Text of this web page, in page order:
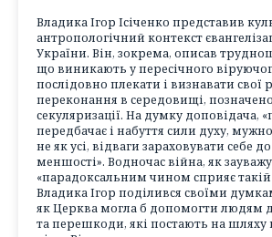
Владика Ігор Ісіченко представив
антропологічний контекст
України. Він, зокрема, описав
що виникають у пересічного
послідовно плекати і визнавати свої
переконання в середовищі,
секуляризації. На думку доповідача,
передбачає і набуття сили духу,
не як усі, відваги зараховувати себе
меншості». Водночас війна, як
«парадоксальним чином сприяє такій
Владика Ігор поділився своїми
як Церква могла б допомогти людям
та перешкоди, які постають на шляху